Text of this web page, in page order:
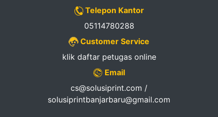
Telepon Kantor
05114780288
Customer Service
klik daftar petugas online
Email
cs@solusiprint.com /
solusiprintbanjarbaru@gmail.com